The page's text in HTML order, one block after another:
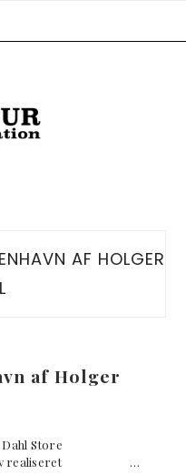
AF HOLGER
af Holger
Store
blev realiseret …